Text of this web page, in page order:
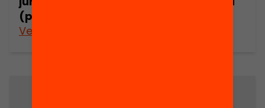
(part 9)
Veure’n més